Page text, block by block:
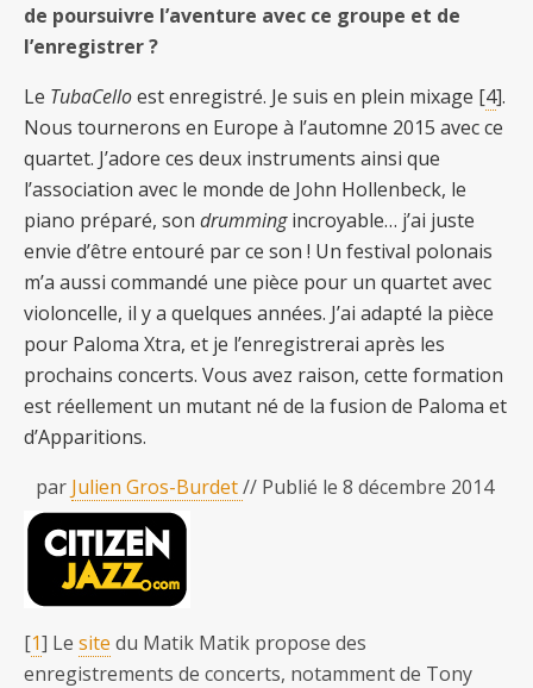
de poursuivre l’aventure avec ce groupe et de
l’enregistrer ?
Le TubaCelloest enregistré. Je suis en plein mixage [4].
Nous tournerons en Europe à l’automne 2015 avec ce
quartet. J’adore ces deux instruments ainsi que
l’association avec le monde de John Hollenbeck, le
piano préparé, son drummingincroyable… j’ai juste
envie d’être entouré par ce son ! Un festival polonais
m’a aussi commandé une pièce pour un quartet avec
violoncelle, il y a quelques années. J’ai adapté la pièce
pour Paloma Xtra, et je l’enregistrerai après les
prochains concerts. Vous avez raison, cette formation
est réellement un mutant né de la fusion de Paloma et
d’Apparitions.
par Julien Gros-Burdet// Publié le 8 décembre 2014
[1] Le site du Matik Matik propose des
enregistrements de concerts, notamment de Tony